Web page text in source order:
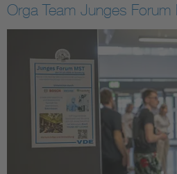
Functional safety
Orga Team Junges Forum